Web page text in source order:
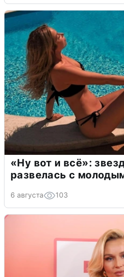
«Ну вот и всё»:
развелась с
6 августа 103